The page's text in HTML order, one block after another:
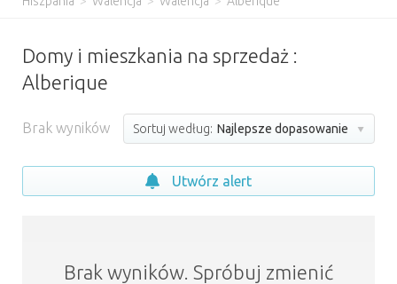
Domy i mieszkania na sprzedaż :
Alberique
Brak wyników Sortuj według: Najlepsze dopasowanie
Utwórz alert
Brak wyników. Spróbuj zmienić